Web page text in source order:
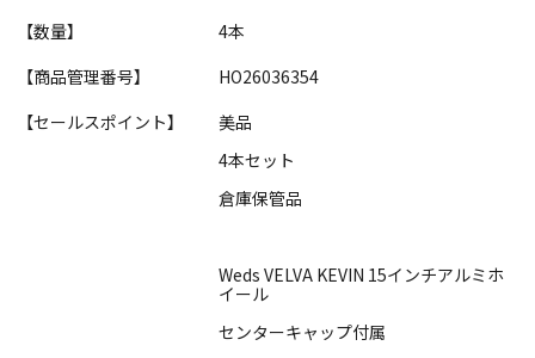
【数量】
4本
【商品管理番号】
HO26036354
【セールスポイント】
美品
4本セット
倉庫保管品
Weds VELVA KEVIN 15インチアルミホ
イール
センターキャップ付属